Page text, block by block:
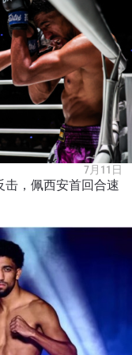
7月11日
击，佩西安首回合速